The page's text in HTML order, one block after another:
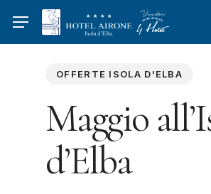
OFFERTE ISOLA D'ELBA
Maggio
d’Elba